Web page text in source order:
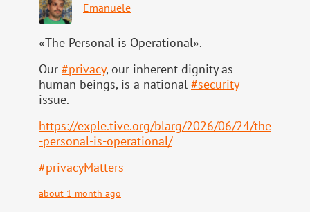
Emanuele
«The Personal is Operational».
Our #privacy, our inherent dignity as
human beings, is a national #security
issue.
https://exple.tive.org/blarg/2026/06/24/the
-personal-is-operational/
#privacyMatters
about 1 month ago